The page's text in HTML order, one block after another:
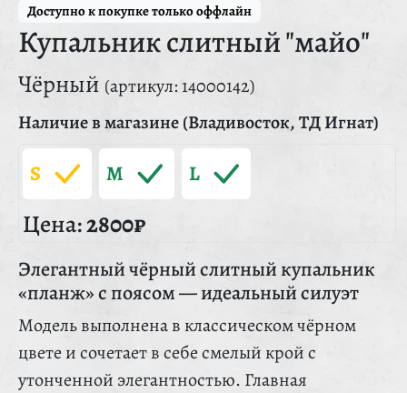
Доступно к покупке только оффлайн
Купальник слитный "майо"
Чёрный (артикул: 14000142)
Наличие в магазине (Владивосток, ТД Игнат)
S M L
Цена:2800₽
Элегантный чёрный слитный купальник
«планж» с поясом — идеальный силуэт
Модель выполнена в классическом чёрном
цвете и сочетает в себе смелый крой с
утонченной элегантностью. Главная